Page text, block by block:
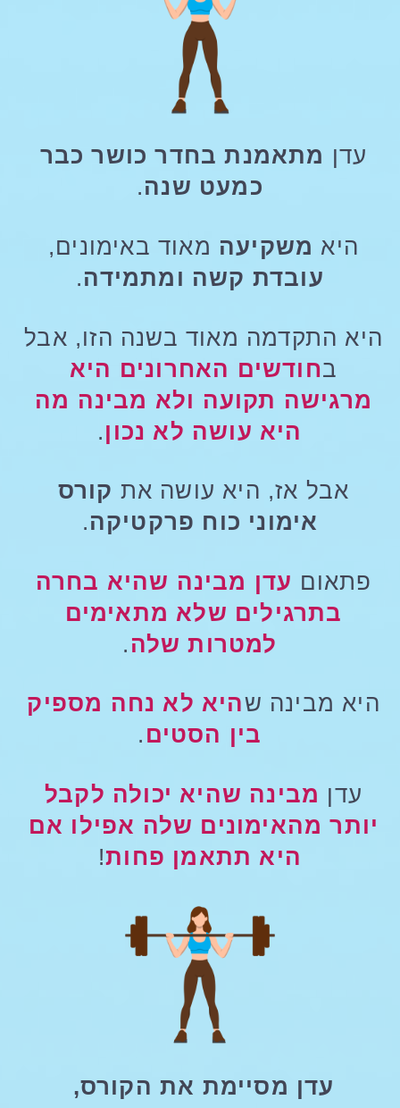
עדן מתאמנת בחדר כושר כבר
כמעט שנה.
היא משקיעה מאוד באימונים,
עובדת קשה ומתמידה.
היא התקדמה מאוד בשנה הזו, אבל
בחודשים האחרונים היא
מרגישה תקועה ולא מבינה מה
היא עושה לא נכון.
אבל אז, היא עושה את קורס
אימוני כוח פרקטיקה.
פתאום עדן מבינה שהיא בחרה
בתרגילים שלא מתאימים
למטרות שלה .
היא מבינה שהיא לא נחה מספיק
בין הסטים .
עדן מבינה שהיא יכולה לקבל
יותר מהאימונים שלה אפילו אם
היא תתאמן פחות!
עדן מסיימת את הקורס,